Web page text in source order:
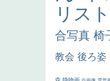
リスト
合写真 椅
教会 後ろ姿